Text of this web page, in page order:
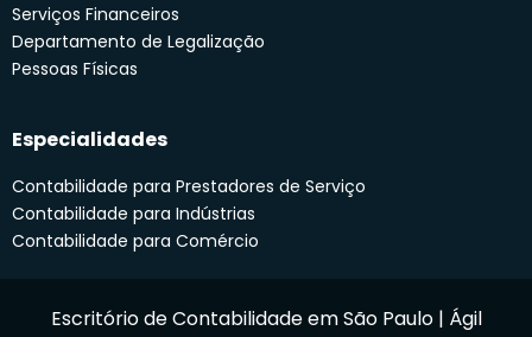
Serviços Financeiros
Departamento de Legalização
Pessoas Físicas
Especialidades
Contabilidade para Prestadores de Serviço
Contabilidade para Indústrias
Contabilidade para Comércio
Escritório de Contabilidade em São Paulo | Ágil